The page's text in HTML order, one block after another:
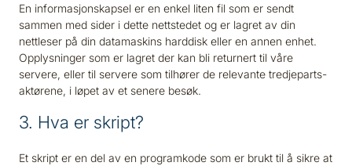
En informasjonskapsel er en enkel liten fil som er sendt
sammen med sider i dette nettstedet og er lagret av din
nettleser på din datamaskins harddisk eller en annen enhet.
Opplysninger som er lagret der kan bli returnert til våre
servere, eller til servere som tilhører de relevante tredjeparts-
aktørene, i løpet av et senere besøk.
3. Hva er skript?
Et skript er en del av en programkode som er brukt til å sikre at